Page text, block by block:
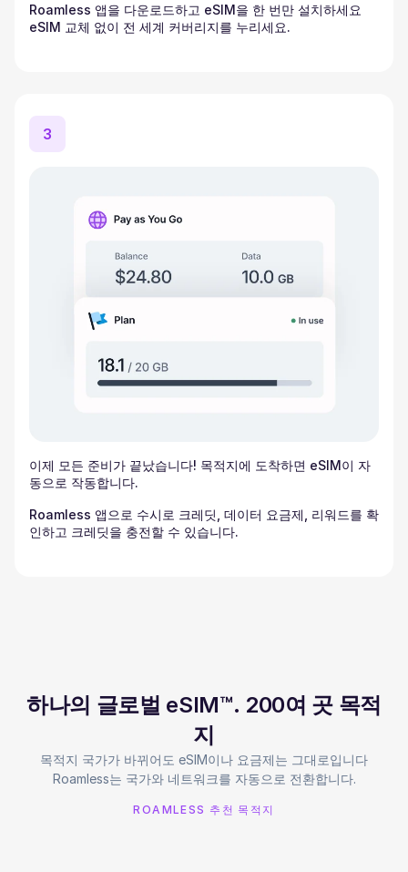
Roamless 앱을 다운로드하고 eSIM을 한 번만 설치하세요
eSIM 교체 없이 전 세계 커버리지를 누리세요.
3
이제 모든 준비가 끝났습니다! 목적지에 도착하면 eSIM이 자
동으로 작동합니다.
Roamless 앱으로 수시로 크레딧, 데이터 요금제, 리워드를 확
인하고 크레딧을 충전할 수 있습니다.
하나의 글로벌 eSIM™. 200여 곳 목적
지
목적지 국가가 바뀌어도 eSIM이나 요금제는 그대로입니다
Roamless는 국가와 네트워크를 자동으로 전환합니다.
ROAMLESS 추천 목적지